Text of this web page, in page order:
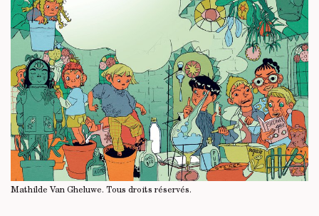
Mathilde Van Gheluwe. Tous droits réservés.